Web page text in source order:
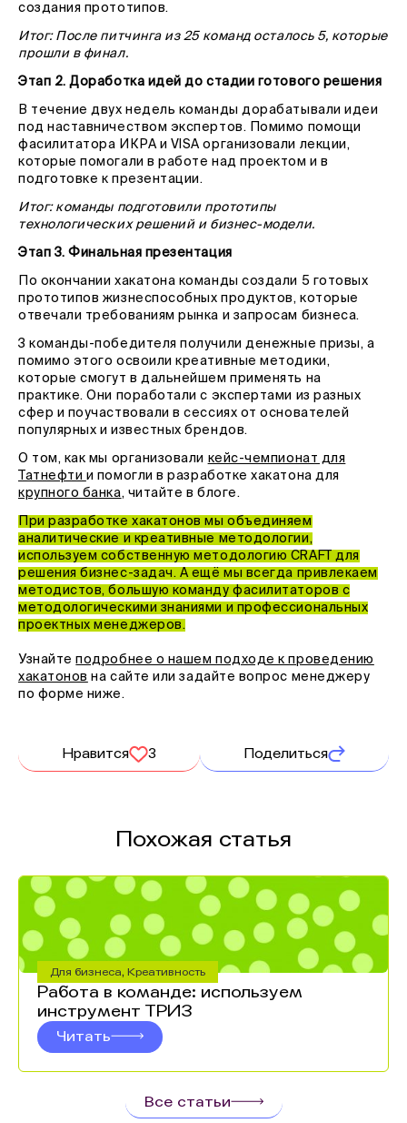
создания прототипов.
Итог: После питчинга из 25 команд осталось 5, которые
прошли в финал.
Этап 2. Доработка идей до стадии готового решения
В течение двух недель команды дорабатывали идеи
под наставничеством экспертов. Помимо помощи
фасилитатора ИКРА и VISA организовали лекции,
которые помогали в работе над проектом и в
подготовке к презентации.
Итог: команды подготовили прототипы
технологических решений и бизнес-модели.
Этап 3. Финальная презентация
По окончании хакатона команды создали 5 готовых
прототипов жизнеспособных продуктов, которые
отвечали требованиям рынка и запросам бизнеса.
3 команды-победителя получили денежные призы, а
помимо этого освоили креативные методики,
которые смогут в дальнейшем применять на
практике. Они поработали с экспертами из разных
сфер и поучаствовали в сессиях от основателей
популярных и известных брендов.
О том, как мы организовали кейс-чемпионат для
Татнефти и помогли в разработке хакатона для
крупного банка, читайте в блоге.
При разработке хакатонов мы объединяем
аналитические и креативные методологии,
используем собственную методологию CRAFT для
решения бизнес-задач. А ещё мы всегда привлекаем
методистов, большую команду фасилитаторов с
методологическими знаниями и профессиональных
проектных менеджеров.
Узнайтеподробнее о нашем подходе к проведению
хакатонов на сайте или задайте вопрос менеджеру
по форме ниже.
Нравится 3 Поделиться
Похожая статья
Для бизнеса, Креативность
Работа в команде: используем
инструмент ТРИЗ
Читать
Все статьи